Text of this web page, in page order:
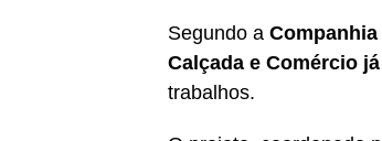
Segundo a
Calçada e Comércio
trabalhos.